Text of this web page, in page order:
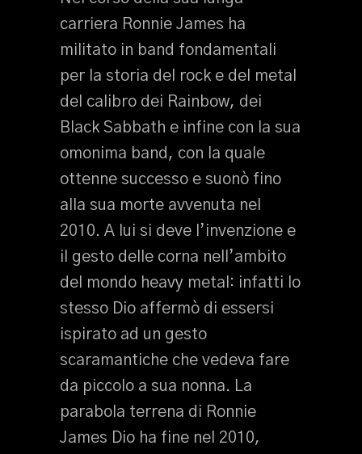
carriera Ronnie James ha
militato in band fondamentali
per la storia del rock e del metal
del calibro dei Rainbow, dei
Black Sabbath e infine con la sua
omonima band, con la quale
ottenne successo e suonò fino
alla sua morte avvenuta nel
2010. A lui si deve l’invenzione e
il gesto delle corna nell’ambito
del mondo heavy metal: infatti lo
stesso Dio affermò di essersi
ispirato ad un gesto
scaramantiche che vedeva fare
da piccolo a sua nonna. La
parabola terrena di Ronnie
James Dio ha fine nel 2010,